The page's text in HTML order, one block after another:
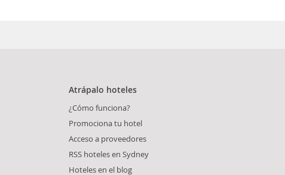
Atrápalo hoteles
¿Cómo funciona?
Promociona tu hotel
Acceso a proveedores
RSS hoteles en Sydney
Hoteles en el blog